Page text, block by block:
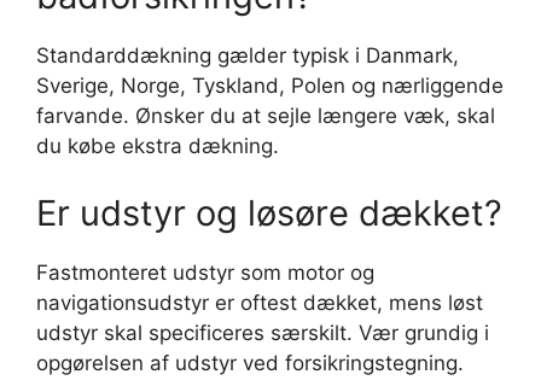
Standarddækning gælder typisk i Danmark,
Sverige, Norge, Tyskland, Polen og nærliggende
farvande. Ønsker du at sejle længere væk, skal
du købe ekstra dækning.
Er udstyr og løsøre dækket?
Fastmonteret udstyr som motor og
navigationsudstyr er oftest dækket, mens løst
udstyr skal specificeres særskilt. Vær grundig i
opgørelsen af udstyr ved forsikringstegning.